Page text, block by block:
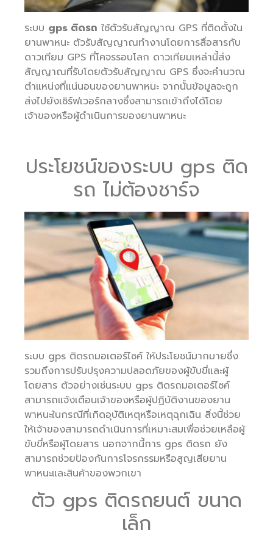
ระบบ gps ติดรถ ใช้ตัวรับสัญญาณ GPS ที่ติดตั้งใน
ยานพาหนะ ตัวรับสัญญาณทำงานโดยการสื่อสารกับ
ดาวเทียม GPS ที่โคจรรอบโลก ดาวเทียมเหล่านี้ส่ง
สัญญาณที่รับโดยตัวรับสัญญาณ GPS ซึ่งจะคำนวณ
ตำแหน่งที่แน่นอนของยานพาหนะ จากนั้นข้อมูลจะถูก
ส่งไปยังเซิร์ฟเวอร์กลางซึ่งสามารถเข้าถึงได้โดย
เจ้าของหรือผู้ดำเนินการของยานพาหนะ
ประโยชน์ของระบบ gps ติด
รถ ไม่ต้องชาร์จ
ระบบ gps ติดรถมอเตอร์ไซค์ ให้ประโยชน์มากมายซึ่ง
รวมถึงการปรับปรุงความปลอดภัยของผู้ขับขี่และผู้
โดยสาร ตัวอย่างเช่นระบบ gps ติดรถมอเตอร์ไซค์
สามารถแจ้งเตือนเจ้าของหรือผู้ปฏิบัติงานของยาน
พาหนะในกรณีที่เกิดอุบัติเหตุหรือเหตุฉุกเฉิน สิ่งนี้ช่วย
ให้เจ้าของสามารถดำเนินการที่เหมาะสมเพื่อช่วยเหลือผู้
ขับขี่หรือผู้โดยสาร นอกจากนี้การ gps ติดรถ ยัง
สามารถช่วยป้องกันการโจรกรรมหรือสูญเสียยาน
พาหนะและสินค้าของพวกเขา
ตัว gps ติดรถยนต์ ขนาด
เล็ก